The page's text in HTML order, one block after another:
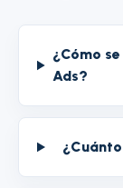
¿Cómo
Ads?